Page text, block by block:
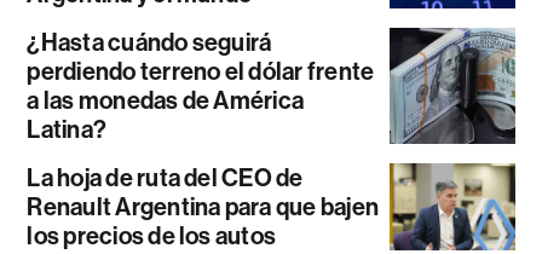
¿Hasta cuándo seguirá
perdiendo terreno el dólar frente
a las monedas de América
Latina?
La hoja de ruta del CEO de
Renault Argentina para que bajen
los precios de los autos